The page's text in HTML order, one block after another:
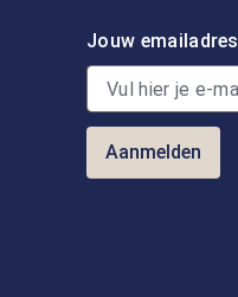
Jouw emailadres
Aanmelden